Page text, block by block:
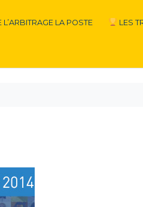
LA POSTE LES